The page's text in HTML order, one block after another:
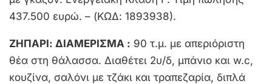
437.500 ευρώ. – (ΚΩΔ: 1893938).
ΖΗΠΑΡΙ: ΔΙΑΜΕΡΙΣΜΑ : 90 τ.μ. με απεριόριστη
θέα στη θάλασσα. Διαθέτει 2υ/δ, μπάνιο και w.c,
κουζίνα, σαλόνι με τζάκι και τραπεζαρία, διπλά